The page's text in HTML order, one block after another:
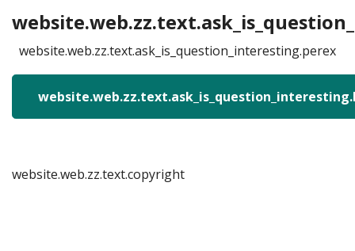
website.web.zz.text.ask_is_question_interesting.perex
website.web.zz.text.copyright